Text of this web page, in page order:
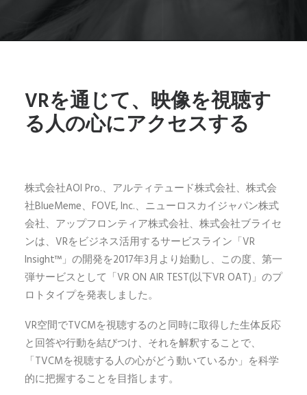
VRを通じて、映像を視聴す
る人の心にアクセスする
株式会社AOI Pro.、アルティテュード株式会社、株式会
社BlueMeme、FOVE, Inc.、ニューロスカイジャパン株式
会社、アップフロンティア株式会社、株式会社ブライセ
ンは、VRをビジネス活用するサービスライン「VR
Insight™」の開発を2017年3月より始動し、この度、第一
弾サービスとして「VR ON AIR TEST(以下VR OAT)」のプ
ロトタイプを発表しました。
VR空間でTVCMを視聴するのと同時に取得した生体反応
と回答や行動を結びつけ、それを解釈することで、
「TVCMを視聴する人の心がどう動いているか」を科学
的に把握することを目指します。